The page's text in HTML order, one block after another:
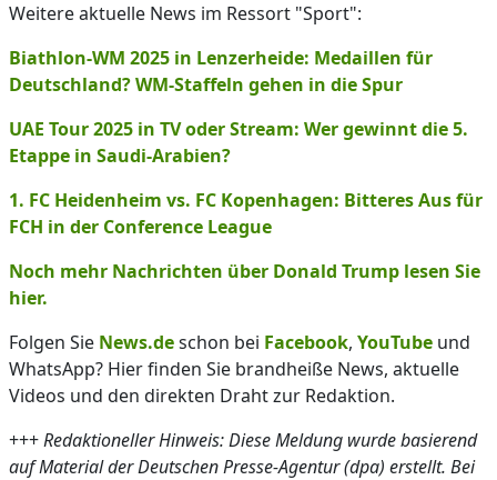
Weitere aktuelle News im Ressort "Sport":
Biathlon-WM 2025 in Lenzerheide: Medaillen für
Deutschland? WM-Staffeln gehen in die Spur
UAE Tour 2025 in TV oder Stream: Wer gewinnt die 5.
Etappe in Saudi-Arabien?
1. FC Heidenheim vs. FC Kopenhagen: Bitteres Aus für
FCH in der Conference League
Noch mehr Nachrichten über Donald Trump lesen Sie
hier.
Folgen Sie News.deschon bei Facebook, YouTube und
WhatsApp? Hier finden Sie brandheiße News, aktuelle
Videos und den direkten Draht zur Redaktion.
+++Redaktioneller Hinweis: Diese Meldung wurde basierend
auf Material der Deutschen Presse-Agentur (dpa) erstellt. Bei